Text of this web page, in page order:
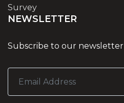
Survey
NEWSLETTER
Subscribe to our newsletter